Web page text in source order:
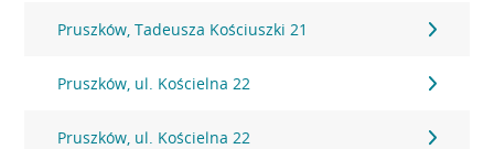
Pruszków, Tadeusza Kościuszki 21
Pruszków, ul. Kościelna 22
Pruszków, ul. Kościelna 22